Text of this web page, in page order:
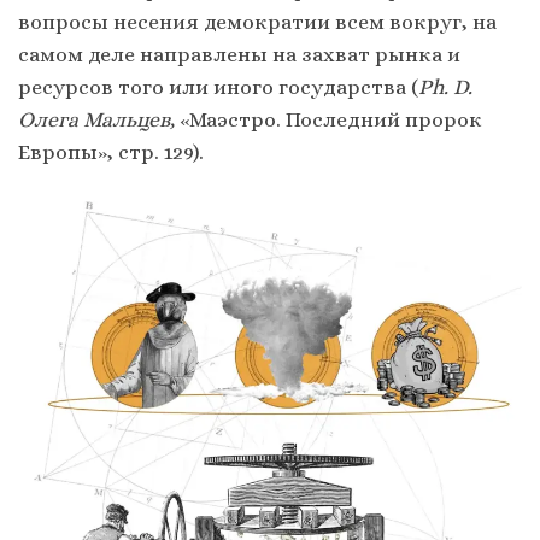
вопросы несения демократии всем вокруг, на
самом деле направлены на захват рынка и
ресурсов того или иного государства (Ph. D.
Олега Мальцев, «Маэстро. Последний пророк
Европы», стр. 129).